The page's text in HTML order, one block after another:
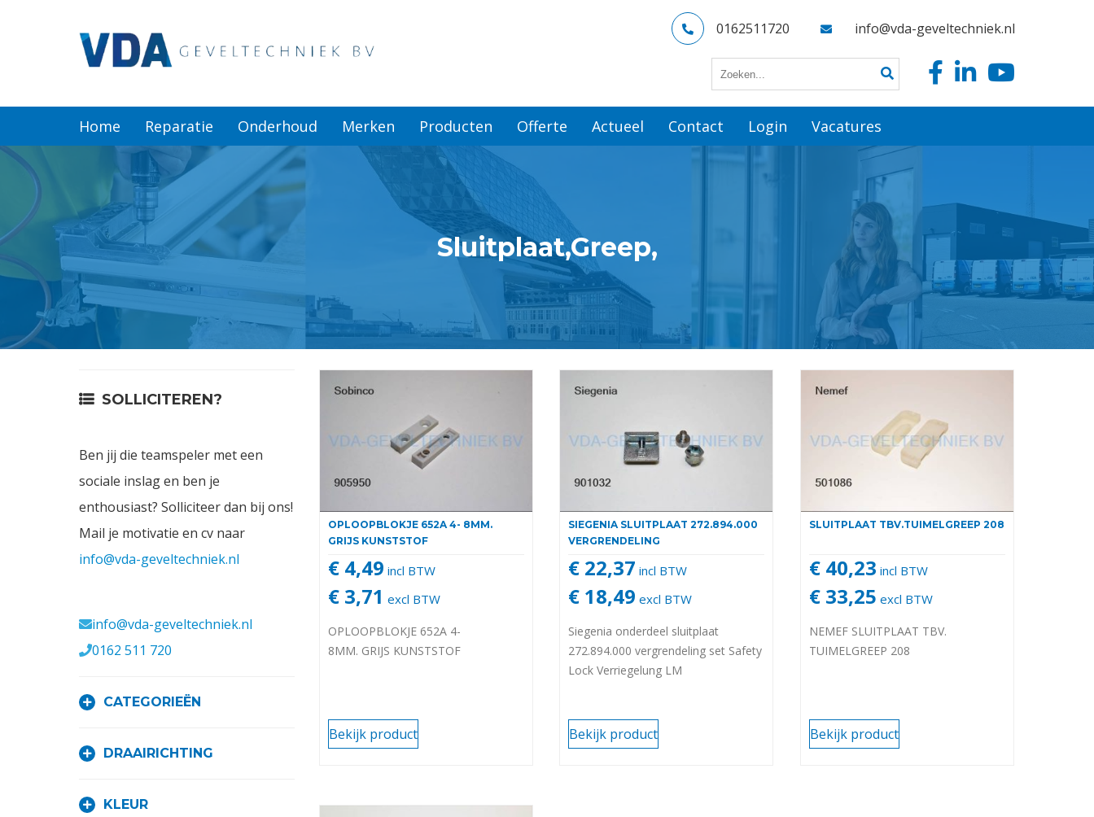
Onderhoud
Merken
Producten
Offerte
Actueel
Vacatures
0162511720 info@vda-geveltechniek.nl
Home Reparatie Onderhoud Merken Producten Offerte Actueel Contact Login Vacatures
Sluitplaat,Greep,
SOLLICITEREN?
Ben jij die teamspeler met een
sociale inslag en ben je
enthousiast? Solliciteer dan bij ons!
Mail je motivatie en cv naar
info@vda-geveltechniek.nl
info@vda-geveltechniek.nl
0162 511 720
CATEGORIEËN
DRAAIRICHTING
KLEUR
OPLOOPBLOKJE 652A 4- 8MM.
GRIJS KUNSTSTOF
€ 4,49 incl BTW
€ 3,71 excl BTW
OPLOOPBLOKJE 652A 4-
8MM. GRIJS KUNSTSTOF
Bekijk product
SIEGENIA SLUITPLAAT 272.894.000
VERGRENDELING
€ 22,37 incl BTW
€ 18,49 excl BTW
Siegenia onderdeel sluitplaat
272.894.000 vergrendeling set Safety
Lock Verriegelung LM
Bekijk product
SLUITPLAAT TBV.TUIMELGREEP 208
€ 40,23 incl BTW
€ 33,25 excl BTW
NEMEF SLUITPLAAT TBV.
TUIMELGREEP 208
Bekijk product